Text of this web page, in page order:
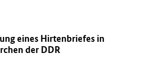
eines Hirtenbriefes in
der DDR